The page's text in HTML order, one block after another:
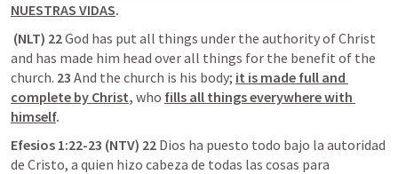
NUESTRAS VIDAS.
(NLT) 22 God has put all things under the authority of Christ
and has made him head over all things for the benefit of the
church. 23 And the church is his body; it is made full and
complete by Christ, who fills all things everywhere with
himself.
Efesios 1:22-23 (NTV) 22 Dios ha puesto todo bajo la autoridad
de Cristo, a quien hizo cabeza de todas las cosas para